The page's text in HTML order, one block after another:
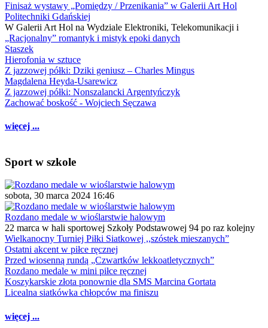
Finisaż wystawy „Pomiędzy / Przenikania” w Galerii Art Hol
Politechniki Gdańskiej
W Galerii Art Hol na Wydziale Elektroniki, Telekomunikacji i
„Racjonalny” romantyk i mistyk epoki danych
Staszek
Hierofonia w sztuce
Z jazzowej półki: Dziki geniusz – Charles Mingus
Magdalena Heyda-Usarewicz
Z jazzowej półki: Nonszalancki Argentyńczyk
Zachować boskość - Wojciech Sęczawa
więcej ...
Sport w szkole
sobota, 30 marca 2024 16:46
Rozdano medale w wioślarstwie halowym
22 marca w hali sportowej Szkoły Podstawowej 94 po raz kolejny
Wielkanocny Turniej Piłki Siatkowej ,,szóstek mieszanych”
Ostatni akcent w piłce ręcznej
Przed wiosenną rundą „Czwartków lekkoatletycznych”
Rozdano medale w mini piłce ręcznej
Koszykarskie złota ponownie dla SMS Marcina Gortata
Licealna siatkówka chłopców ma finiszu
więcej ...